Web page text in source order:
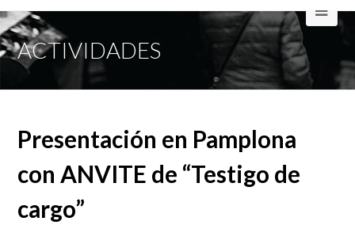
ACTIVIDADES
Presentación en Pamplona
con ANVITE de “Testigo de
cargo”